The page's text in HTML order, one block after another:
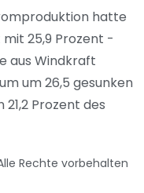
hatte
25,9 Prozent -
aus Windkraft
um 26,5 gesunken
Prozent des
Rechte vorbehalten